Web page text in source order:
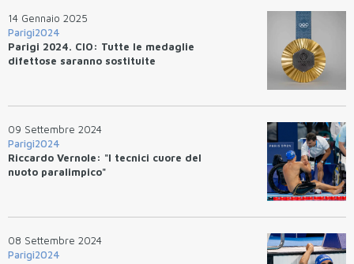
14 Gennaio 2025
Parigi2024
Parigi 2024. CIO: Tutte le medaglie
difettose saranno sostituite
09 Settembre 2024
Parigi2024
Riccardo Vernole: "I tecnici cuore del
nuoto paralimpico"
08 Settembre 2024
Parigi2024